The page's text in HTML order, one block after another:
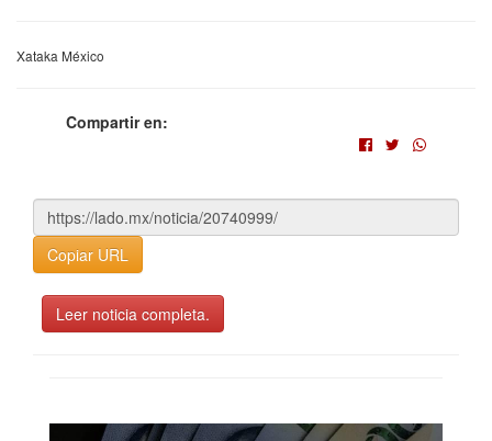
Xataka México
Compartir en:
Copiar URL
Leer noticia completa.